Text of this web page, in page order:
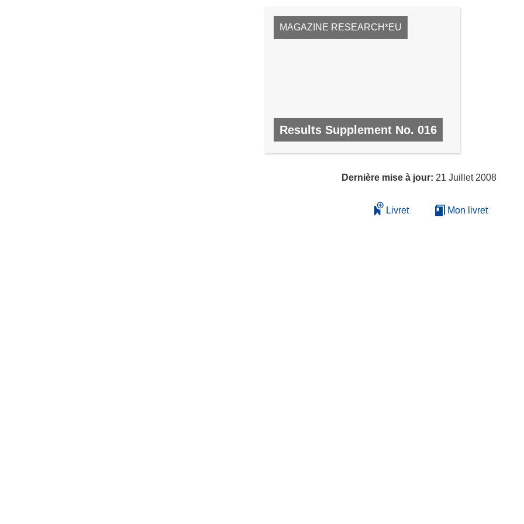
MAGAZINE RESEARCH*EU
Results Supplement No. 016
Nº 16, JUILLET 2009/AOÛT 2009
Dernière mise à jour: 21 Juillet 2008
Livret Mon livret